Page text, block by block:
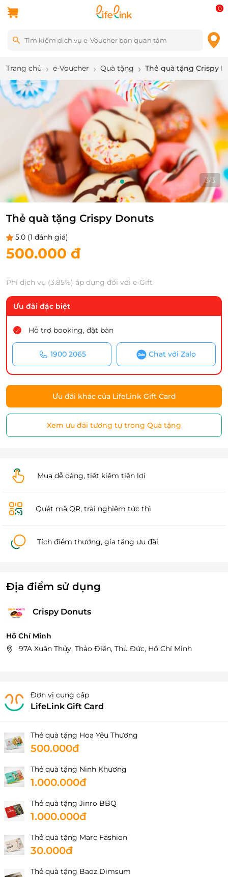
0
Trang chủ e-Voucher Quà tặng Thẻ quà tặng Crispy
3/3
Thẻ quà tặng Crispy Donuts
5.0 (1 đánh giá)
500.000 đ
Phí dịch vụ (3.85%) áp dụng đối với e-Gift
Ưu đãi đặc biệt
Hỗ trợ booking, đặt bàn
1900 2065 Chat với Zalo
Ưu đãi khác của LifeLink Gift Card
Xem ưu đãi tương tự trong Quà tặng
Mua dễ dàng, tiết kiệm tiện lợi
Quét mã QR, trải nghiệm tức thì
Tích điểm thưởng, gia tăng ưu đãi
Địa điểm sử dụng
Crispy Donuts
Hồ Chí Minh
97A Xuân Thủy, Thảo Điền, Thủ Đức, Hồ Chí Minh
Đơn vị cung cấp
LifeLink Gift Card
Thẻ quà tặng Hoa Yêu Thương
500.000đ
Thẻ quà tặng Ninh Khương
1.000.000đ
Thẻ quà tặng Jinro BBQ
1.000.000đ
Thẻ quà tặng Marc Fashion
30.000đ
Thẻ quà tặng Baoz Dimsum